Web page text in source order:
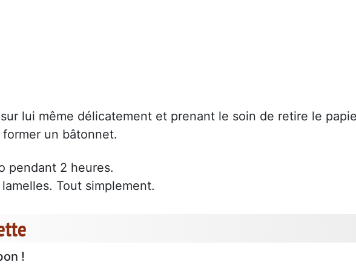
lui même délicatement et prenant le soin de retire le
un bâtonnet.
pendant 2 heures.
Tout simplement.
!